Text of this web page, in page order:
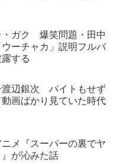
・ガク 爆笑問題・田中
ーチャカ」説明フルバ
する
渡辺銀次 バイトもせず
画ばかり見ていた時代
メ『スーパーの裏でヤ
が沁みた話